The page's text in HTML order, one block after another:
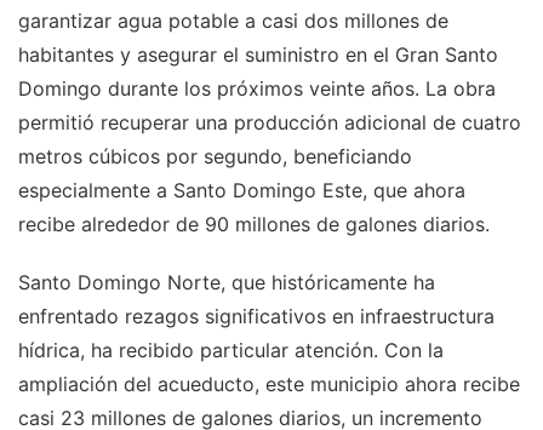
garantizar agua potable a casi dos millones de
habitantes y asegurar el suministro en el Gran Santo
Domingo durante los próximos veinte años. La obra
permitió recuperar una producción adicional de cuatro
metros cúbicos por segundo, beneficiando
especialmente a Santo Domingo Este, que ahora
recibe alrededor de 90 millones de galones diarios.
Santo Domingo Norte, que históricamente ha
enfrentado rezagos significativos en infraestructura
hídrica, ha recibido particular atención. Con la
ampliación del acueducto, este municipio ahora recibe
casi 23 millones de galones diarios, un incremento